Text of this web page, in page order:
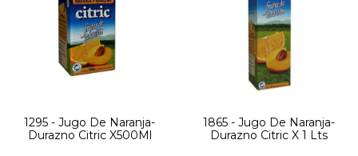
1295 - Jugo De Naranja-
Durazno Citric X500Ml
1865 - Jugo De Naranja-
Durazno Citric X 1 Lts